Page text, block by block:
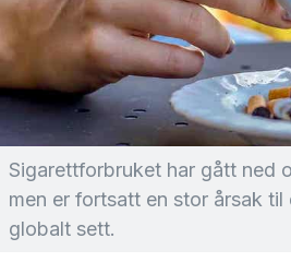
Sigarettforbruket har gått ned
men er fortsatt en stor årsak
globalt sett.